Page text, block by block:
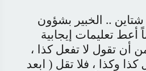
.. الخبير بشؤون
أعط تعليمات إيجابية
أن تقول لا تفعل كذا ،
كذا وكذا ، فلا تقل ( ابعد